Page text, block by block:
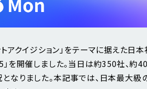
アクイジション」をテーマに据えた日
開催しました。当日は約350社、約
なりました。本記事では、日本最大級の